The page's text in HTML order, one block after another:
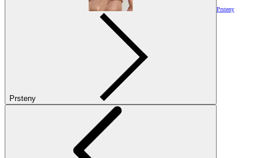
Prsteny
Prsteny